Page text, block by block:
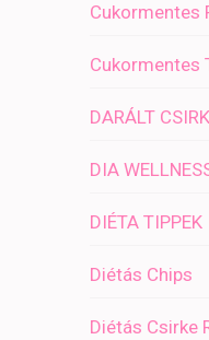
Cukormentes
Cukormentes
DARÁLT
DIA
DIÉTA TIPPEK
Diétás Chips
Diétás Csirke